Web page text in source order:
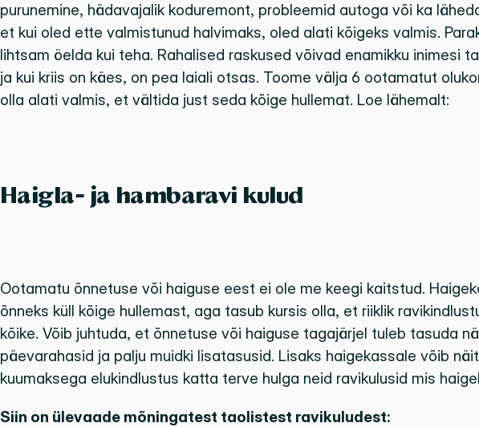
purunemine, hädavajalik koduremont, probleemid autoga või ka
et kui oled ette valmistunud halvimaks, oled alati kõigeks valmis.
lihtsam öelda kui teha. Rahalised raskused võivad enamikku inimesi
ja kui kriis on käes, on pea laiali otsas. Toome välja 6 ootamatut
olla alati valmis, et vältida just seda kõige hullemat. Loe lähemalt:
Haigla- ja hambaravi kulud
Ootamatu õnnetuse või haiguse eest ei ole me keegi kaitstud.
õnneks küll kõige hullemast, aga tasub kursis olla, et riiklik
kõike. Võib juhtuda, et õnnetuse või haiguse tagajärjel tuleb tasuda
päevarahasid ja palju muidki lisatasusid. Lisaks haigekassale võib
kuumaksega elukindlustus katta terve hulga neid ravikulusid mis
Siin on ülevaade mõningatest taolistest ravikuludest: